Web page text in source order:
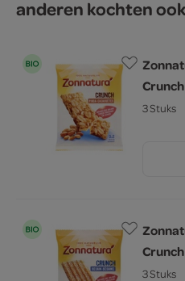
anderen kochten ook
Crunch
3 Stuks
Crunch
3 Stuks